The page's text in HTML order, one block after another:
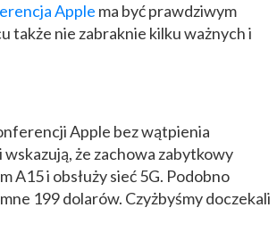
Apple ma być prawdziwym
także nie zabraknie kilku ważnych i
Apple bez wątpienia
że zachowa zabytkowy
A15 i obsłuży sieć 5G. Podobno
199 dolarów. Czyżbyśmy doczekali